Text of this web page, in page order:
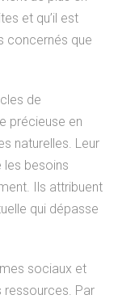
et qu’il est
concernés que
de
précieuse en
naturelles. Leur
les besoins
Ils attribuent
qui dépasse
sociaux et
ressources. Par